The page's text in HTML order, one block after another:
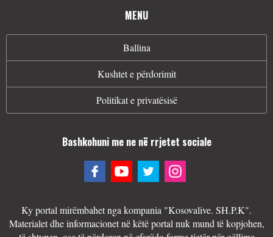
MENU
Ballina
Kushtet e përdorimit
Politikat e privatësisë
Bashkohuni me ne në rrjetet sociale
Ky portal mirëmbahet nga kompania "Kosovalive. SH.P.K".
Materialet dhe informacionet në këtë portal nuk mund të kopjohen,